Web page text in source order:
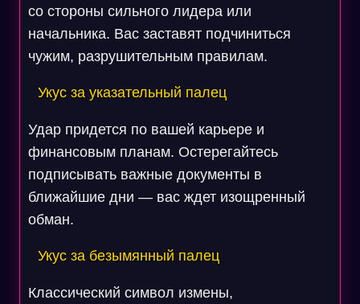
со стороны сильного лидера или
начальника. Вас заставят подчиниться
чужим, разрушительным правилам.
Укус за указательный палец
Удар придется по вашей карьере и
финансовым планам. Остерегайтесь
подписывать важные документы в
ближайшие дни — вас ждет изощренный
обман.
Укус за безымянный палец
Классический символ измены,